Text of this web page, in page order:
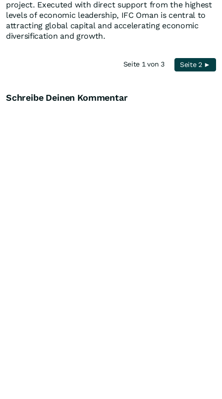
project. Executed with direct support from the highest
levels of economic leadership, IFC Oman is central to
attracting global capital and accelerating economic
diversification and growth.
Seite 1 von 3 Seite 2 ►
Schreibe Deinen Kommentar